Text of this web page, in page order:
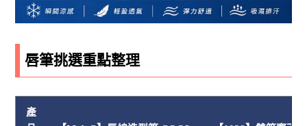
唇筆挑選重點整理
產